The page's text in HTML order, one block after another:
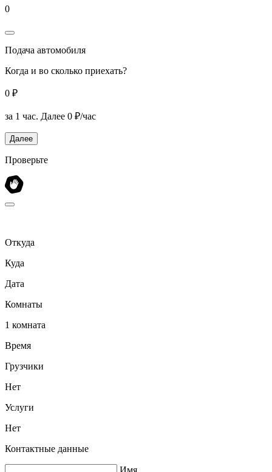
0
Подача автомобиля
Когда и во сколько приехать?
0 ₽
за 1 час. Далее 0 ₽/час
Далее
Проверьте
Откуда
Куда
Дата
Комнаты
1 комната
Время
Грузчики
Нет
Услуги
Нет
Контактные данные
Имя